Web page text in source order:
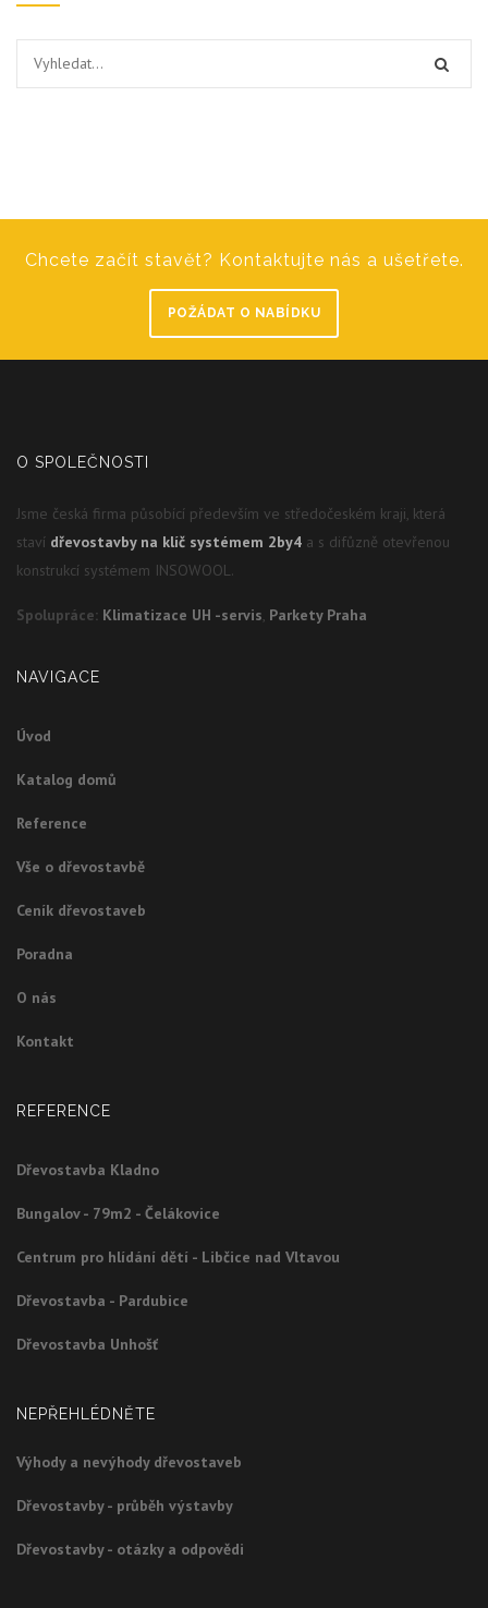
Chcete začít stavět? Kontaktujte nás a ušetřete.
POŽÁDAT O NABÍDKU
O SPOLEČNOSTI
Jsme česká firma působící především ve středočeském kraji, která
staví dřevostavby na klíč systémem 2by4 a s difůzně otevřenou
konstrukcí systémem INSOWOOL.
Spolupráce: Klimatizace UH -servis, Parkety Praha
NAVIGACE
Úvod
Katalog domů
Reference
Vše o dřevostavbě
Ceník dřevostaveb
Poradna
O nás
Kontakt
REFERENCE
Dřevostavba Kladno
Bungalov - 79m2 - Čelákovice
Centrum pro hlídání dětí - Libčice nad Vltavou
Dřevostavba - Pardubice
Dřevostavba Unhošť
NEPŘEHLÉDNĚTE
Výhody a nevýhody dřevostaveb
Dřevostavby - průběh výstavby
Dřevostavby - otázky a odpovědi